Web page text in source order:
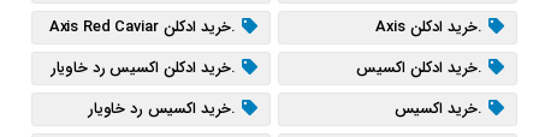
.خرید ادکلن Axis
.خرید ادکلن Axis Red Caviar
.خرید ادکلن اکسیس
.خرید ادکلن اکسیس رد خاویار
.خرید اکسیس
.خرید اکسیس رد خاویار